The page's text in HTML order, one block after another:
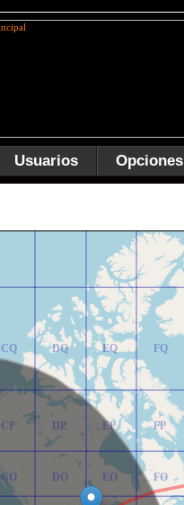
Usuarios Opciones
CO
CP
CQ
CR
DO
DP
DQ
DR
EO
EP
EQ
ER
FO
FP
FQ
FR